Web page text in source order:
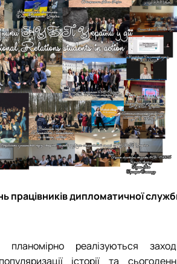
працівників дипломатичної
реалізуються
історії та